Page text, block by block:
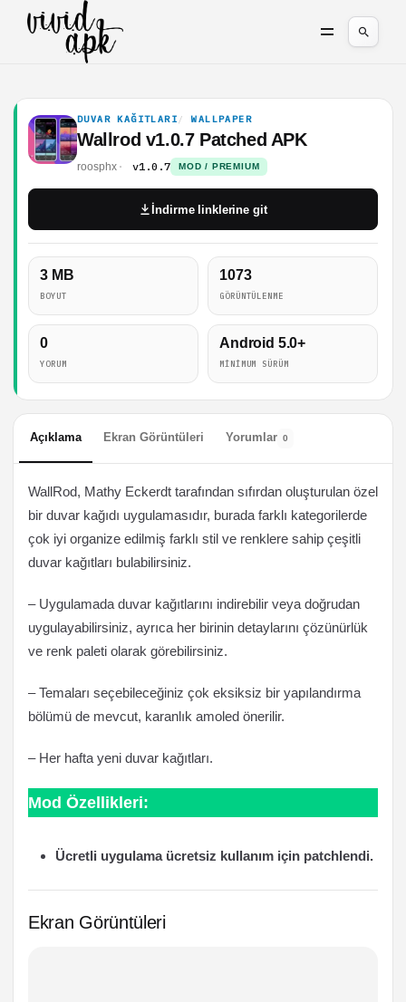
DUVAR KAĞITLARI WALLPAPER
Wallrod v1.0.7 Patched APK
roosphx v1.0.7 MOD / PREMIUM
3 MB
BOYUT
1073
GÖRÜNTÜLENME
0
YORUM
Android 5.0+
MINIMUM SÜRÜM
İndirme linklerine git
Açıklama Ekran Görüntüleri Yorumlar 0
WallRod, Mathy Eckerdt tarafından sıfırdan oluşturulan özel
bir duvar kağıdı uygulamasıdır, burada farklı kategorilerde
çok iyi organize edilmiş farklı stil ve renklere sahip çeşitli
duvar kağıtları bulabilirsiniz.
– Uygulamada duvar kağıtlarını indirebilir veya doğrudan
uygulayabilirsiniz, ayrıca her birinin detaylarını çözünürlük
ve renk paleti olarak görebilirsiniz.
– Temaları seçebileceğiniz çok eksiksiz bir yapılandırma
bölümü de mevcut, karanlık amoled önerilir.
– Her hafta yeni duvar kağıtları.
Mod Özellikleri:
Ücretli uygulama ücretsiz kullanım için patchlendi.
Ekran Görüntüleri